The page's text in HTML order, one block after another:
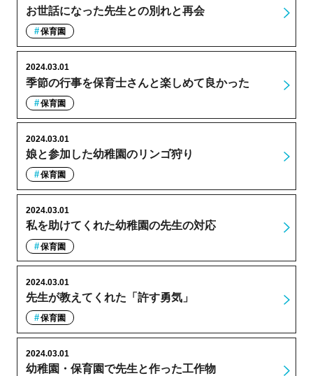
お世話になった先生との別れと再会
保育園
季節の行事を保育士さんと楽しめて良かった
2024.03.01
保育園
娘と参加した幼稚園のリンゴ狩り
2024.03.01
保育園
私を助けてくれた幼稚園の先生の対応
2024.03.01
保育園
先生が教えてくれた「許す勇気」
2024.03.01
保育園
幼稚園・保育園で先生と作った工作物
2024.03.01